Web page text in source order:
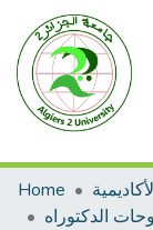
Home
الدكتوراه